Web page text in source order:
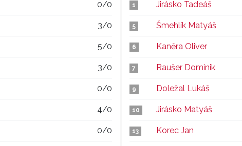
0/0
3/0
5/0
3/0
0/0
4/0
0/0
1 Jirásko Tadeáš
5 Šmehlík Matyáš
6 Kaněra Oliver
7 Raušer Dominik
9 Doležal Lukáš
10 Jirásko Matyáš
13 Korec Jan